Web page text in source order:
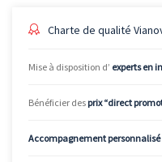
Charte de qualité
Mise à disposition d’ experts en
Bénéficier des prix “direct
Accompagnement personnalisé